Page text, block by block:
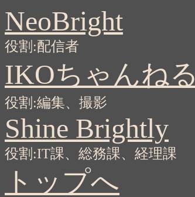
NeoBright
役割:配信者
IKOちゃんねる
役割:編集、撮影
Shine Brightly
役割:IT課、総務課、経理課
トップへ